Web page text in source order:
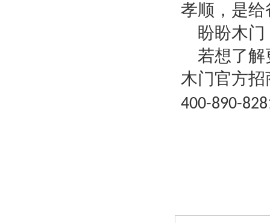
孝顺，是
盼盼木
若想了解
木门官方招
400-890-